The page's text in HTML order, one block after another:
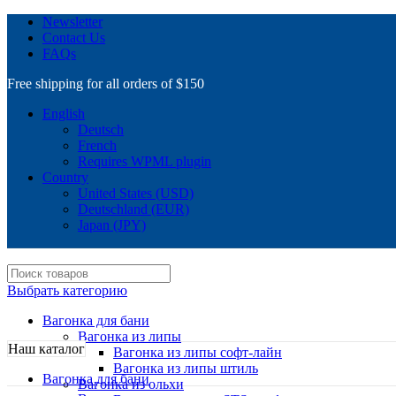
Newsletter
Contact Us
FAQs
Free shipping for all orders of $150
English
Deutsch
French
Requires WPML plugin
Country
United States (USD)
Deutschland (EUR)
Japan (JPY)
Выбрать категорию
Вагонка для бани
Вагонка из липы
Вагонка из липы софт-лайн
Вагонка из липы штиль
Вагонка из ольхи
Наш каталог
Вагонка для бани